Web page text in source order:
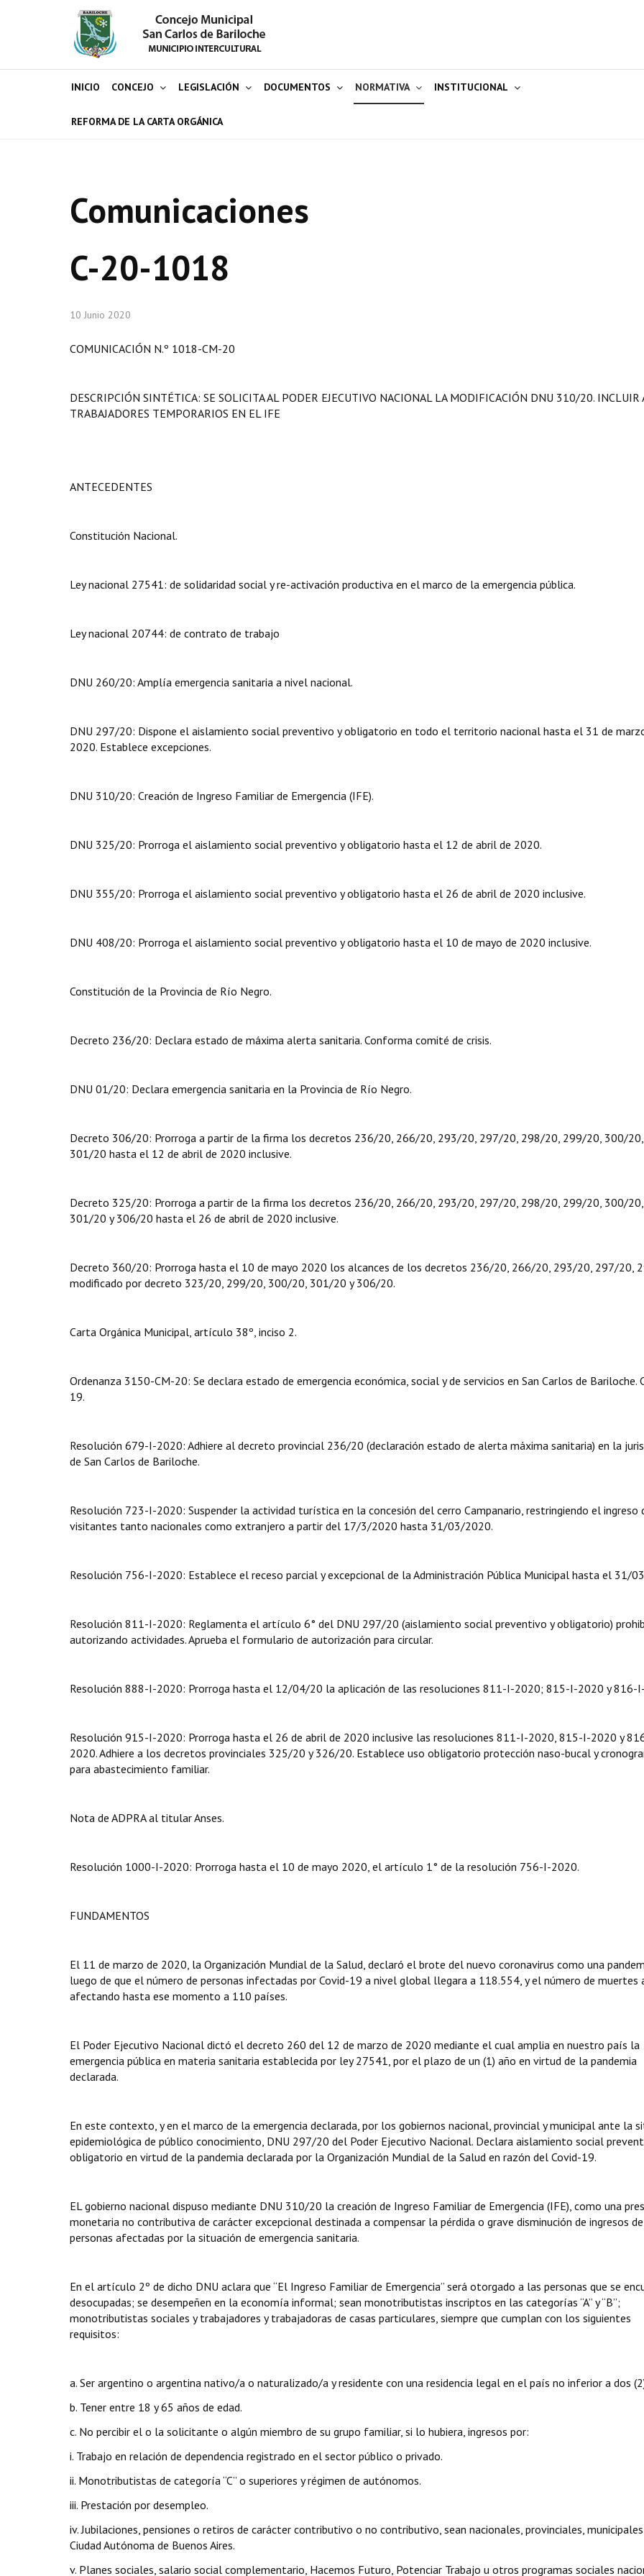
INICIO CONCEJO LEGISLACIÓN DOCUMENTOS NORMATIVA INSTITUCIONAL
REFORMA DE LA CARTA ORGÁNICA
Comunicaciones
C-20-1018
10 Junio 2020
COMUNICACIÓN N.º 1018-CM-20
DESCRIPCIÓN SINTÉTICA: SE SOLICITA AL PODER EJECUTIVO NACIONAL LA MODIFICACIÓN DNU 310/20. INCLUIR
TRABAJADORES TEMPORARIOS EN EL IFE
ANTECEDENTES
Constitución Nacional.
Ley nacional 27541: de solidaridad social y re-activación productiva en el marco de la emergencia pública.
Ley nacional 20744: de contrato de trabajo
DNU 260/20: Amplía emergencia sanitaria a nivel nacional.
DNU 297/20: Dispone el aislamiento social preventivo y obligatorio en todo el territorio nacional hasta el 31 de
2020. Establece excepciones.
DNU 310/20: Creación de Ingreso Familiar de Emergencia (IFE).
DNU 325/20: Prorroga el aislamiento social preventivo y obligatorio hasta el 12 de abril de 2020.
DNU 355/20: Prorroga el aislamiento social preventivo y obligatorio hasta el 26 de abril de 2020 inclusive.
DNU 408/20: Prorroga el aislamiento social preventivo y obligatorio hasta el 10 de mayo de 2020 inclusive.
Constitución de la Provincia de Río Negro.
Decreto 236/20: Declara estado de máxima alerta sanitaria. Conforma comité de crisis.
DNU 01/20: Declara emergencia sanitaria en la Provincia de Río Negro.
Decreto 306/20: Prorroga a partir de la firma los decretos 236/20, 266/20, 293/20, 297/20, 298/20, 299/20, 300/20,
301/20 hasta el 12 de abril de 2020 inclusive.
Decreto 325/20: Prorroga a partir de la firma los decretos 236/20, 266/20, 293/20, 297/20, 298/20, 299/20, 300/20,
301/20 y 306/20 hasta el 26 de abril de 2020 inclusive.
Decreto 360/20: Prorroga hasta el 10 de mayo 2020 los alcances de los decretos 236/20, 266/20, 293/20, 297/20,
modificado por decreto 323/20, 299/20, 300/20, 301/20 y 306/20.
Carta Orgánica Municipal, artículo 38º, inciso 2.
Ordenanza 3150-CM-20: Se declara estado de emergencia económica, social y de servicios en San Carlos de Bariloche.
19.
Resolución 679-I-2020: Adhiere al decreto provincial 236/20 (declaración estado de alerta máxima sanitaria) en la
de San Carlos de Bariloche.
Resolución 723-I-2020: Suspender la actividad turística en la concesión del cerro Campanario, restringiendo el ingreso
visitantes tanto nacionales como extranjero a partir del 17/3/2020 hasta 31/03/2020.
Resolución 756-I-2020: Establece el receso parcial y excepcional de la Administración Pública Municipal hasta el 31/
Resolución 811-I-2020: Reglamenta el artículo 6° del DNU 297/20 (aislamiento social preventivo y obligatorio)
autorizando actividades. Aprueba el formulario de autorización para circular.
Resolución 888-I-2020: Prorroga hasta el 12/04/20 la aplicación de las resoluciones 811-I-2020; 815-I-2020 y 816-
Resolución 915-I-2020: Prorroga hasta el 26 de abril de 2020 inclusive las resoluciones 811-I-2020, 815-I-2020 y
2020. Adhiere a los decretos provinciales 325/20 y 326/20. Establece uso obligatorio protección naso-bucal y
para abastecimiento familiar.
Nota de ADPRA al titular Anses.
Resolución 1000-I-2020: Prorroga hasta el 10 de mayo 2020, el artículo 1° de la resolución 756-I-2020.
FUNDAMENTOS
El 11 de marzo de 2020, la Organización Mundial de la Salud, declaró el brote del nuevo coronavirus como una
luego de que el número de personas infectadas por Covid-19 a nivel global llegara a 118.554, y el número de muertes
afectando hasta ese momento a 110 países.
El Poder Ejecutivo Nacional dictó el decreto 260 del 12 de marzo de 2020 mediante el cual amplia en nuestro país la
emergencia pública en materia sanitaria establecida por ley 27541, por el plazo de un (1) año en virtud de la pandemia
declarada.
En este contexto, y en el marco de la emergencia declarada, por los gobiernos nacional, provincial y municipal ante la
epidemiológica de público conocimiento, DNU 297/20 del Poder Ejecutivo Nacional. Declara aislamiento social
obligatorio en virtud de la pandemia declarada por la Organización Mundial de la Salud en razón del Covid-19.
EL gobierno nacional dispuso mediante DNU 310/20 la creación de Ingreso Familiar de Emergencia (IFE), como una
monetaria no contributiva de carácter excepcional destinada a compensar la pérdida o grave disminución de ingresos de
personas afectadas por la situación de emergencia sanitaria.
En el artículo 2º de dicho DNU aclara que “El Ingreso Familiar de Emergencia” será otorgado a las personas que se
desocupadas; se desempeñen en la economía informal; sean monotributistas inscriptos en las categorías “A” y “B”;
monotributistas sociales y trabajadores y trabajadoras de casas particulares, siempre que cumplan con los siguientes
requisitos:
a. Ser argentino o argentina nativo/a o naturalizado/a y residente con una residencia legal en el país no inferior a dos
b. Tener entre 18 y 65 años de edad.
c. No percibir el o la solicitante o algún miembro de su grupo familiar, si lo hubiera, ingresos por:
i. Trabajo en relación de dependencia registrado en el sector público o privado.
ii. Monotributistas de categoría “C” o superiores y régimen de autónomos.
iii. Prestación por desempleo.
iv. Jubilaciones, pensiones o retiros de carácter contributivo o no contributivo, sean nacionales, provinciales,
Ciudad Autónoma de Buenos Aires.
v. Planes sociales, salario social complementario, Hacemos Futuro, Potenciar Trabajo u otros programas sociales